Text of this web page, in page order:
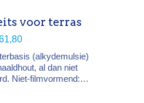
voor terras
(alkydemulsie)
al dan niet
Niet-filmvormend: